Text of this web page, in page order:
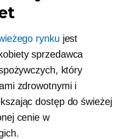
rynku jest
sprzedawca
który
zdrowotnymi i
dostęp do świeżej
cenie w